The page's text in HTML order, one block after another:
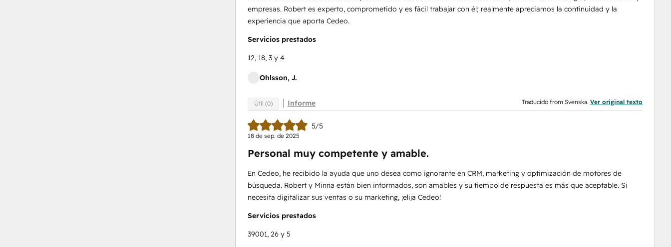
empresas. Robert es experto, comprometido y es fácil trabajar con él; realmente apreciamos la continuidad y la
experiencia que aporta Cedeo.
Servicios prestados
12, 18, 3 y 4
Ohlsson, J.
Útil (0) Informe Traducido from Svenska. Ver original texto
5/5
18 de sep. de 2025
Personal muy competente y amable.
En Cedeo, he recibido la ayuda que uno desea como ignorante en CRM, marketing y optimización de motores de
búsqueda. Robert y Minna están bien informados, son amables y su tiempo de respuesta es más que aceptable. Si
necesita digitalizar sus ventas o su marketing, ¡elija Cedeo!
Servicios prestados
39001, 26 y 5